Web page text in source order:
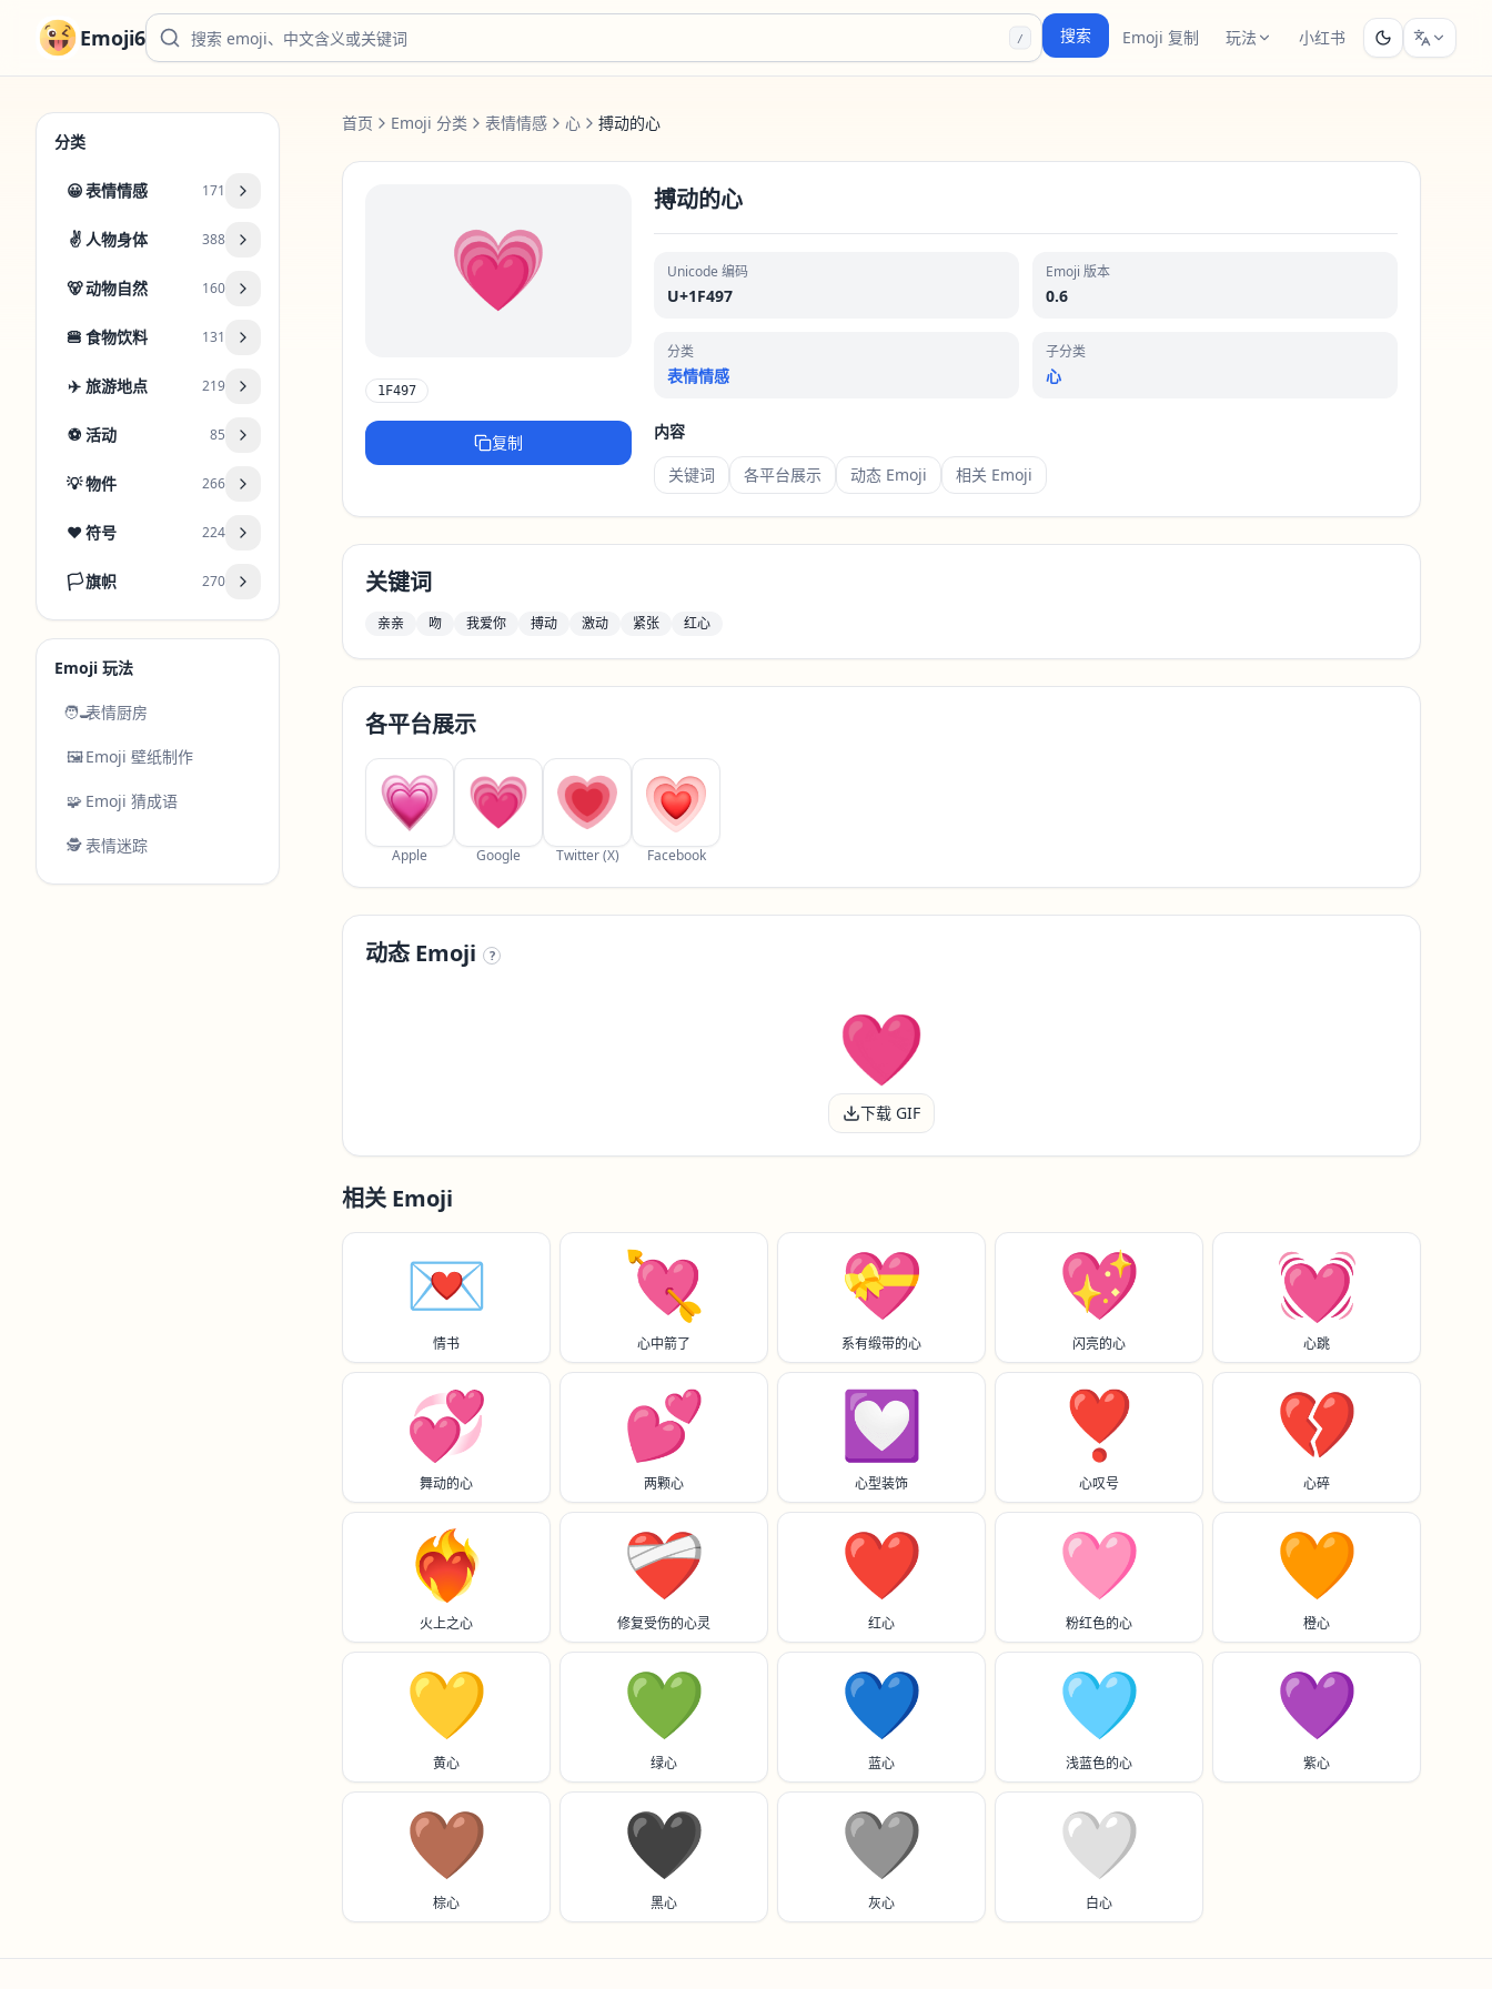
Emoji6 / 搜索 Emoji 复制 玩法 小红书
分类
😀表情情感 171
✌️ 人物身体 388
🐻动物自然 160
🍔 食物饮料 131
✈️ 旅游地点 219
⚽ 活动 85
💡物件 266
❤️符号 224
🏳️旗帜 270
Emoji 玩法
🧑‍🍳表情厨房
🖼️Emoji 壁纸制作
🧩 Emoji 猜成语
🕵️ 表情迷踪
首页 Emoji 分类 表情情感 心 搏动的心
💗
1F497
复制
搏动的心
Unicode 编码
U+1F497
Emoji 版本
0.6
分类
表情情感
子分类
心
内容
关键词 各平台展示 动态 Emoji 相关 Emoji
关键词
亲亲 吻 我爱你 搏动 激动 紧张 红心
各平台展示
Apple Google Twitter (X) Facebook
动态 Emoji ?
下载 GIF
相关 Emoji
💌
情书
💘
心中箭了
💝
系有缎带的心
💖
闪亮的心
💓
心跳
💞
舞动的心
💕
两颗心
💟
心型装饰
❣️
心叹号
💔
心碎
❤️‍🔥
火上之心
❤️‍🩹
修复受伤的心灵
❤️
红心
🩷
粉红色的心
🧡
橙心
💛
黄心
💚
绿心
💙
蓝心
🩵
浅蓝色的心
💜
紫心
🤎
棕心
🖤
黑心
🩶
灰心
🤍
白心